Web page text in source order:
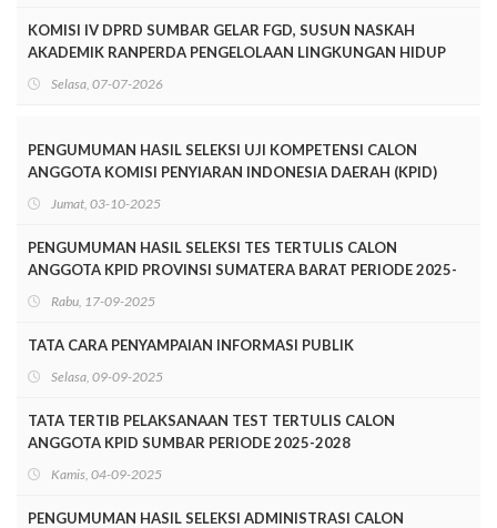
KOMISI IV DPRD SUMBAR GELAR FGD, SUSUN NASKAH
AKADEMIK RANPERDA PENGELOLAAN LINGKUNGAN HIDUP
Selasa, 07-07-2026
PENGUMUMAN HASIL SELEKSI UJI KOMPETENSI CALON
ANGGOTA KOMISI PENYIARAN INDONESIA DAERAH (KPID)
PROVINSI SUMATERA BARAT PERIODE 2025-2028
Jumat, 03-10-2025
PENGUMUMAN HASIL SELEKSI TES TERTULIS CALON
ANGGOTA KPID PROVINSI SUMATERA BARAT PERIODE 2025-
2028
Rabu, 17-09-2025
TATA CARA PENYAMPAIAN INFORMASI PUBLIK
Selasa, 09-09-2025
TATA TERTIB PELAKSANAAN TEST TERTULIS CALON
ANGGOTA KPID SUMBAR PERIODE 2025-2028
Kamis, 04-09-2025
PENGUMUMAN HASIL SELEKSI ADMINISTRASI CALON